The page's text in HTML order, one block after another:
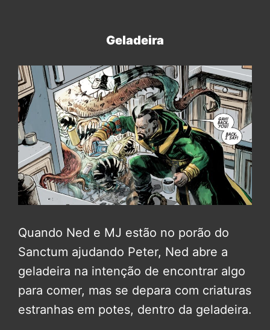
Geladeira
Quando Ned e MJ estão no porão do
Sanctum ajudando Peter, Ned abre a
geladeira na intenção de encontrar algo
para comer, mas se depara com criaturas
estranhas em potes, dentro da geladeira.